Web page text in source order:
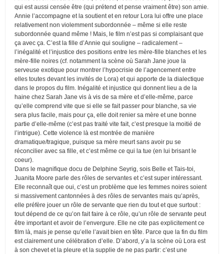
qui est aussi censée être (qui prétend et pense vraiment être) son amie.
Annie l’accompagne et la soutient et en retour Lora lui offre une place
relativement non violemment subordonnée – même si elle reste
subordonnée quand même ! Mais, le film n’est pas si complaisant que
ça avec ça. C’est la fille d’Annie qui souligne – radicalement –
l’inégalité et l’injustice des positions entre les mère-fille blanches et les
mère-fille noires (cf. notamment la scène où Sarah Jane joue la
serveuse exotique pour montrer l’hypocrisie de l’agencement entre
elles toutes devant les invités de Lora) et qui apporte de la dialectique
dans le propos du film. Inégalité et injustice qui donnent lieu a de la
haine chez Sarah Jane vis à vis de sa mère et d’elle-même, parce
qu’elle comprend vite que si elle se fait passer pour blanche, sa vie
sera plus facile, mais pour ça, elle doit renier sa mère et une bonne
partie d’elle-même (c’est pas traité vite fait, c’est presque la moitié de
l’intrigue). Cette violence là est montrée de manière
dramatique/tragique, puisque sa mère meurt sans avoir pu se
réconcilier avec sa fille, et c’est même ce qui la tue (en lui brisant le
coeur).
Dans le magnifique docu de Delphine Seyrig, sois Belle et Tais-toi,
Juanita Moore parle des rôles de servantes et c’est super intéressant.
Elle reconnaît que oui, c’est un problème que les femmes noires soient
si massivement cantonnées à des rôles de servantes mais qu’après,
elle préfère jouer un rôle de servante que rien du tout et que surtout :
tout dépend de ce qu’on fait faire à ce rôle, qu’un rôle de servante peut
être important et avoir de l’envergure. Elle ne cite pas explicitement ce
film là, mais je pense qu’elle l’avait bien en tête. Parce que la fin du film
est clairement une célébration d’elle. D’abord, y’a la scène où Lora est
à son chevet et la pleure et la supplie de ne pas partir: c’est une